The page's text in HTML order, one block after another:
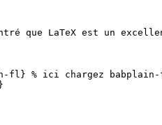
que LaTeX est un
fl} % ici chargez